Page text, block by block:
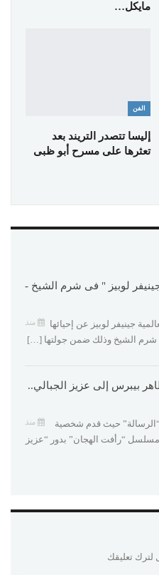
مايكل…
الفن
إليسا تتصدر التريند بعد
تعثرها على مسرح أبو ظبى
لوبيز " فى شرم الشيخ -
منذ
جينيفر لوبيز عن إحيائها
الشيخ وذلك ضمن جولتها […]
بيبرس إلى عزيز الجبالي..
منذ
حيث قدم شخصية
“رأفت الهجان” بدور “عزيز
لترك تعليقك